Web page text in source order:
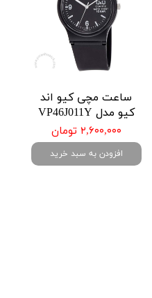
ساعت مچی کیو اند
کیو مدل VP46J011Y
۲,۶۰۰,۰۰۰ تومان
افزودن به سبد خرید